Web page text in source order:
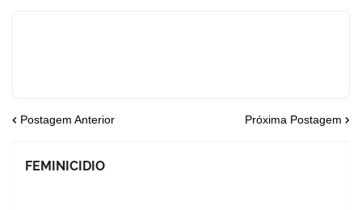
Postagem Anterior Próxima Postagem
FEMINICIDIO